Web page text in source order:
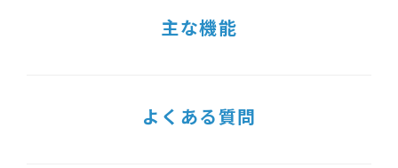
主な機能
よくある質問